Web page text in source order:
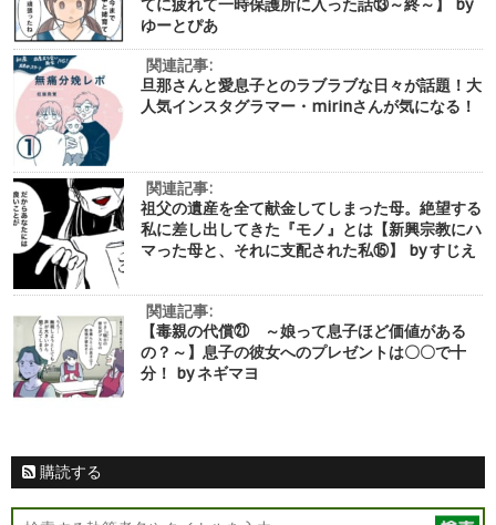
てに疲れて一時保護所に入った話⑬～終～】 by
ゆーとぴあ
関連記事:
旦那さんと愛息子とのラブラブな日々が話題！大
人気インスタグラマー・mirinさんが気になる！
関連記事:
祖父の遺産を全て献金してしまった母。絶望する
私に差し出してきた『モノ』とは【新興宗教にハ
マった母と、それに支配された私⑮】 by すじえ
関連記事:
【毒親の代償㉑ ～娘って息子ほど価値がある
の？～】息子の彼女へのプレゼントは〇〇で十
分！ by ネギマヨ
購読する